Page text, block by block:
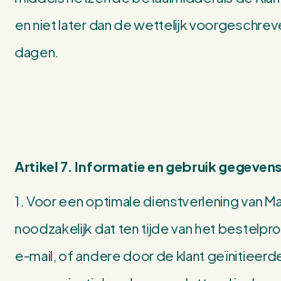
en niet later dan de wettelijk
dagen.
Artikel 7. Informatie en gebruik gegevens
1. Voor een optimale dienstverlening van
noodzakelijk dat ten tijde van het
e-mail, of andere door de klant